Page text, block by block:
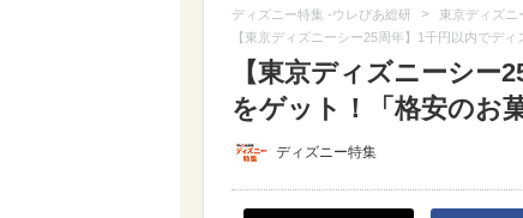
ディズニー特集 -ウレぴあ総研 > 東京ディズニ
【東京ディズニーシー25周年】1千円以内でデ
【東京ディズニーシー
をゲット！「格安のお
ディズニー特集